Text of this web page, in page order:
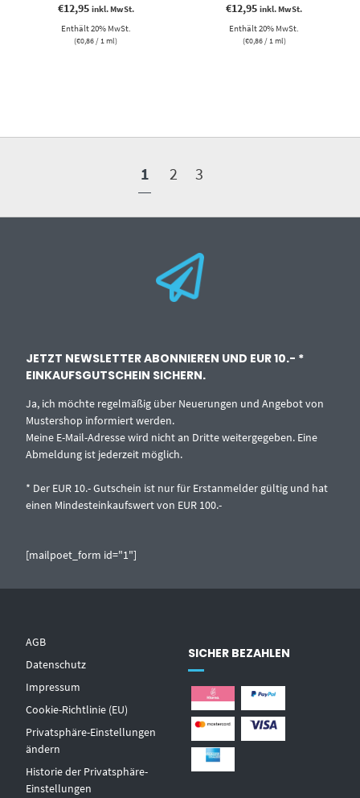
€12,95 inkl. MwSt.
Enthält 20% MwSt.
(€0,86/ 1 ml)
€12,95 inkl. MwSt.
Enthält 20% MwSt.
(€0,86/ 1 ml)
1 2 3
JETZT NEWSLETTER ABONNIEREN UND EUR 10.- *
EINKAUFSGUTSCHEIN SICHERN.
Ja, ich möchte regelmäßig über Neuerungen und Angebot von
Mustershop informiert werden.
Meine E-Mail-Adresse wird nicht an Dritte weitergegeben. Eine
Abmeldung ist jederzeit möglich.
* Der EUR 10.- Gutschein ist nur für Erstanmelder gültig und hat
einen Mindesteinkaufswert von EUR 100.-
[mailpoet_form id="1"]
AGB
Datenschutz
Impressum
Cookie-Richtlinie (EU)
Privatsphäre-Einstellungen
ändern
Historie der Privatsphäre-
Einstellungen
SICHER BEZAHLEN